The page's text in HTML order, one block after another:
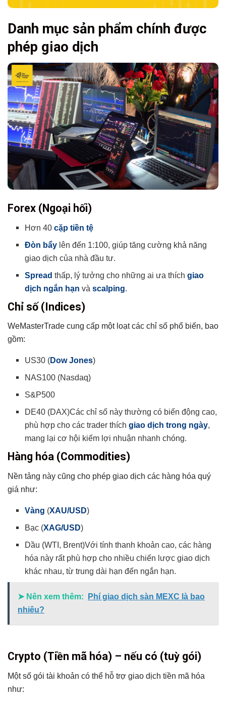
Có hỗ trợ hedging, EA, copy trade không?
Kết luận
Có thể bạn chưa biết
Danh mục sản phẩm chính được
phép giao dịch
Forex (Ngoại hối)
Hơn 40cặp tiền tệ
Đòn bẩy lên đến 1:100, giúp tăng cường khả năng
giao dịch của nhà đầu tư.
Spread thấp, lý tưởng cho những ai ưa thíchgiao
dịch ngắn hạn vàscalping.
Chỉ số (Indices)
WeMasterTrade cung cấp một loạt các chỉ số phổ biến, bao
gồm:
US30 (Dow Jones)
NAS100 (Nasdaq)
S&P500
DE40 (DAX)Các chỉ số này thường có biến động cao,
phù hợp cho các trader thíchgiao dịch trong ngày,
mang lại cơ hội kiếm lợi nhuận nhanh chóng.
Hàng hóa (Commodities)
Nền tảng này cũng cho phép giao dịch các hàng hóa quý
giá như:
Vàng (XAU/USD)
Bạc (XAG/USD)
Dầu (WTI, Brent)Với tính thanh khoản cao, các hàng
hóa này rất phù hợp cho nhiều chiến lược giao dịch
khác nhau, từ trung dài hạn đến ngắn hạn.
➤ Nên xem thêm:
Phí giao dịch sàn MEXC là bao
nhiêu?
Crypto (Tiền mã hóa) – nếu có (tuỳ gói)
Một số gói tài khoản có thể hỗ trợ giao dịch tiền mã hóa
như: